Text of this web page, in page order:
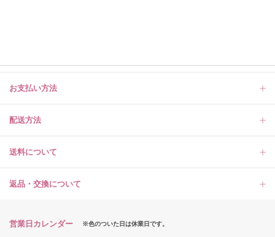
お支払い方法
配送方法
送料について
返品・交換について
営業日カレンダー ※色のついた日は休業日です。